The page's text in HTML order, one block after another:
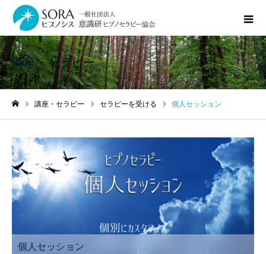
講座・セラピー
講座・セラピー セラピーを受ける 個人セッション
個人セッション